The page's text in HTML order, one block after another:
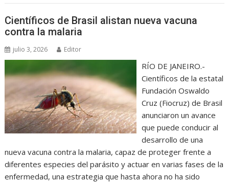
Científicos de Brasil alistan nueva vacuna
contra la malaria
julio 3, 2026 Editor
RÍO DE JANEIRO.-
Científicos de la estatal
Fundación Oswaldo
Cruz (Fiocruz) de Brasil
anunciaron un avance
que puede conducir al
desarrollo de una
nueva vacuna contra la malaria, capaz de proteger frente a
diferentes especies del parásito y actuar en varias fases de la
enfermedad, una estrategia que hasta ahora no ha sido